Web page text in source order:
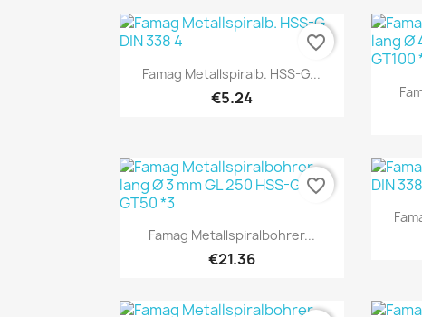
Quick view
Famag Metallspiralb. HSS-G...
€5.24
favorite_border
Quick view
Famag Metallspiralbohrer...
€21.36
favorite_border